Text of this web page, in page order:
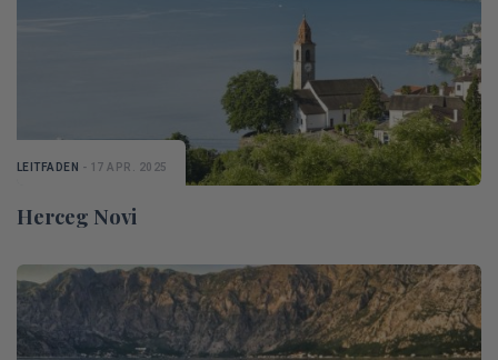
LEITFADEN - 17 APR. 2025
Herceg Novi